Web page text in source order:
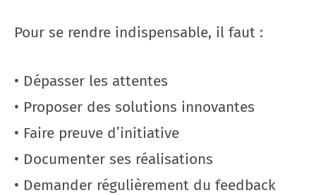
Pour se rendre indispensable, il faut :
• Dépasser les attentes
• Proposer des solutions innovantes
• Faire preuve d’initiative
• Documenter ses réalisations
• Demander régulièrement du feedback